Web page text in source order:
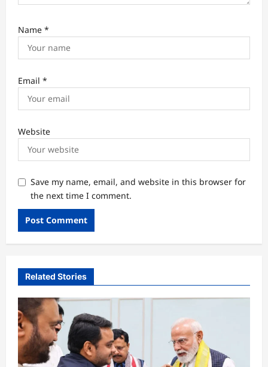
Name *
Email *
Website
Save my name, email, and website in this browser for
the next time I comment.
Related Stories